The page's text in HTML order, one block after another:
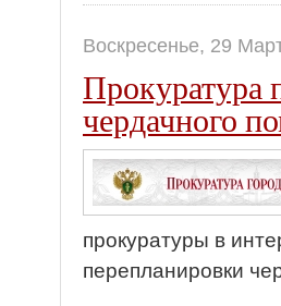
Воскресенье, 29
Прокуратура
чердачного
прокуратуры в
перепланировки